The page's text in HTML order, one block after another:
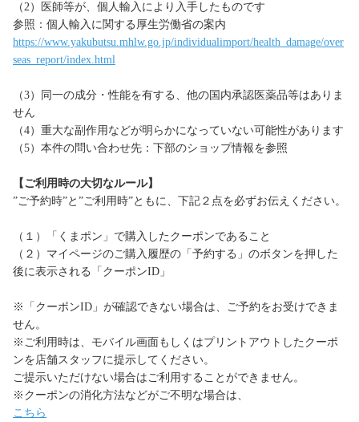
（2）医師等が、個人輸入により入手したものです
参照：個人輸入に関する厚生労働省の案内
https://www.yakubutsu.mhlw.go.jp/individualimport/health_damage/over
seas_report/index.html
（3）同一の成分・性能を有する、他の国内承認医薬品等はありま
せん
（4）重大な副作用などが明らかになっていない可能性があります
（5）本件の問い合わせ先：下部のショップ情報を参照
【ご利用時の大切なルール】
”ご予約時”と”ご利用時”ともに、下記２点を必ずお伝えください。
（１）「くまポン」で購入したクーポンであること
（２）マイページのご購入履歴の「予約する」のボタンを押した
後に表示される「クーポンID」
※「クーポンID」が確認できない場合は、ご予約をお受けできま
せん。
※ご利用時は、モバイル画面もしくはプリントアウトしたクーポ
ンを店舗スタッフに提示してください。
ご提示いただけない場合はご利用することができません。
※クーポンの消化方法などがご不明な場合は、
こちら